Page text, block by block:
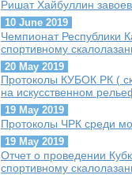
Ришат Хайбуллин
10 June 2019
Чемпионат Республики
спортивному
20 May 2019
Протоколы КУБОК РК (
на искусственном
19 May 2019
Протоколы ЧРК среди
19 May 2019
Отчет о проведении
спортивному